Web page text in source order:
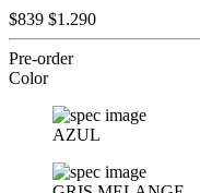
$839 $1.290
Pre-order
Color
AZUL